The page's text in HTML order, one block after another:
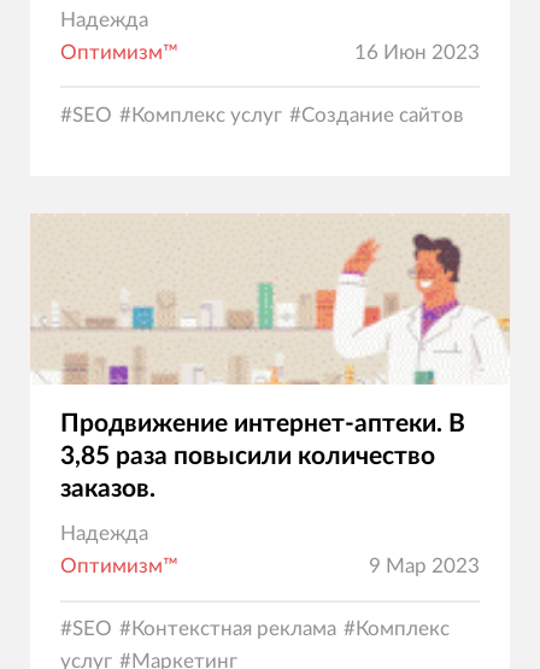
Надежда
Оптимизм™
16 Июн 2023
#SEO #Комплекс услуг #Создание сайтов
Продвижение интернет-аптеки. В
3,85 раза повысили количество
заказов.
Надежда
Оптимизм™
9 Мар 2023
#SEO #Контекстная реклама #Комплекс
услуг #Маркетинг